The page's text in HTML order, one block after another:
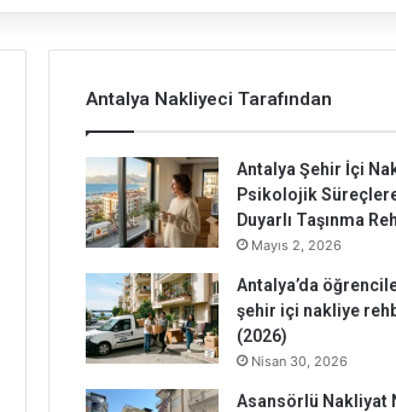
Antalya Nakliyeci Tarafından
Antalya Şehir İçi
Psikolojik
Duyarlı Taşınma
Mayıs 2, 2026
Antalya’da
şehir içi nakliye
(2026)
Nisan 30, 2026
Asansörlü Nakliyat